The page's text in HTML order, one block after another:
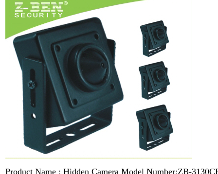
Product Name : Hidden Camera Model Number:ZB-